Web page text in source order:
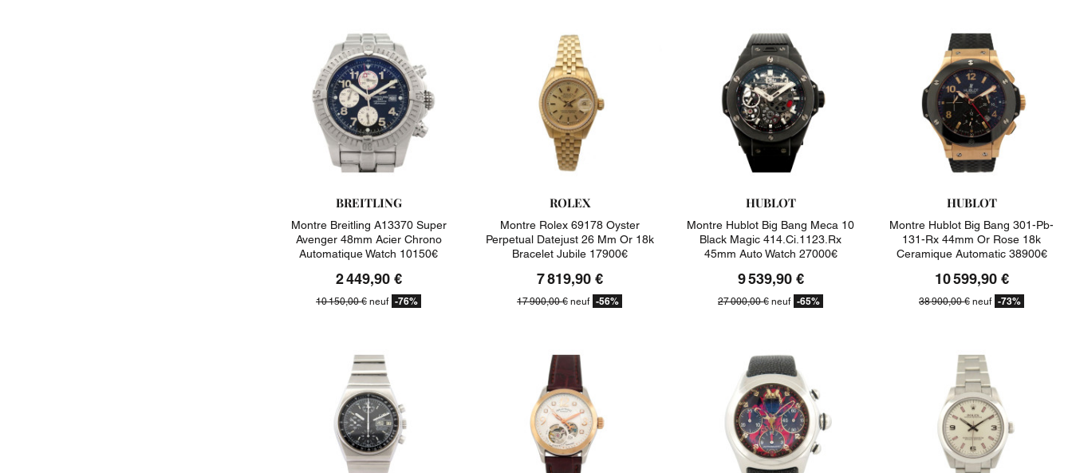
BREITLING
Montre Breitling A13370 Super
Avenger 48mm Acier Chrono
Automatique Watch 10150€
2 449,90 €
10 150,00 € neuf -76%
ROLEX
Montre Rolex 69178 Oyster
Perpetual Datejust 26 Mm Or 18k
Bracelet Jubile 17900€
7 819,90 €
17 900,00 € neuf -56%
HUBLOT
Montre Hublot Big Bang Meca 10
Black Magic 414.ci.1123.rx
45mm Auto Watch 27000€
9 539,90 €
27 000,00 € neuf -65%
HUBLOT
Montre Hublot Big Bang 301-Pb-
131-Rx 44mm Or Rose 18k
Ceramique Automatic 38900€
10 599,90 €
38 900,00 € neuf -73%